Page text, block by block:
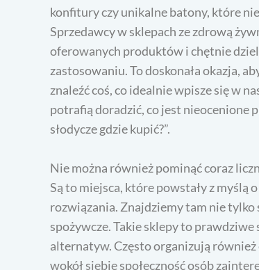
konfitury czy unikalne batony, które
Sprzedawcy w sklepach ze zdrową
oferowanych produktów i chętnie
zastosowaniu. To doskonała okazja,
znaleźć coś, co idealnie wpisze się w
potrafią doradzić, co jest nieocenione
słodycze gdzie kupić?”.
Nie można również pominąć coraz
Są to miejsca, które powstały z myślą
rozwiązania. Znajdziemy tam nie tylko
spożywcze. Takie sklepy to
alternatyw. Często organizują
wokół siebie społeczność osób